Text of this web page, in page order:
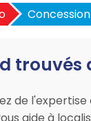
de l'expertise